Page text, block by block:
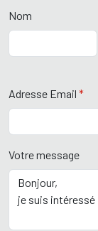
Nom
Adresse Email *
Votre message